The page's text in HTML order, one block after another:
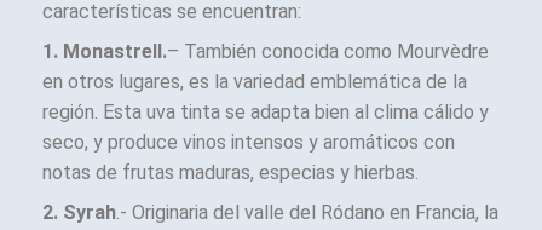
características se encuentran:
1. Monastrell.– También conocida como Mourvèdre
en otros lugares, es la variedad emblemática de la
región. Esta uva tinta se adapta bien al clima cálido y
seco, y produce vinos intensos y aromáticos con
notas de frutas maduras, especias y hierbas.
2. Syrah.- Originaria del valle del Ródano en Francia, la